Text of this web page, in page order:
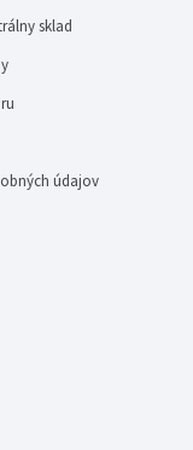
sklad
údajov